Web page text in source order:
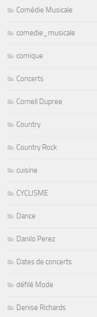
Comédie Musicale
comedie_musicale
comique
Concerts
Cornell Dupree
Country
Country Rock
cuisine
CYCLISME
Dance
Danilo Perez
Dates de concerts
défilé Mode
Denise Richards